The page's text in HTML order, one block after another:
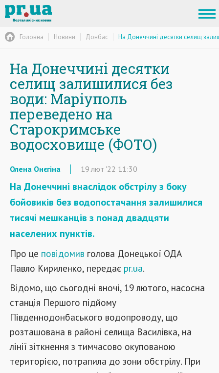
Головна Новини Донбас На Донеччині десятки селищ
На Донеччині десятки
селищ залишилися без
води: Маріуполь
переведено на
Старокримське
водосховище (ФОТО)
Олена Онєгіна 19 лют '22 11:30
На Донеччині внаслідок обстрілу з боку
бойовиків без водопостачання залишилися
тисячі мешканців з понад двадцяти
населених пунктів.
Про це повідомив голова Донецької ОДА
Павло Кириленко, передає pr.ua.
Відомо, що сьогодні вночі, 19 лютого, насосна
станція Першого підйому
Південнодонбаського водопроводу, що
розташована в районі селища Василівка, на
лінії зіткнення з тимчасово окупованою
територією, потрапила до зони обстрілу. При